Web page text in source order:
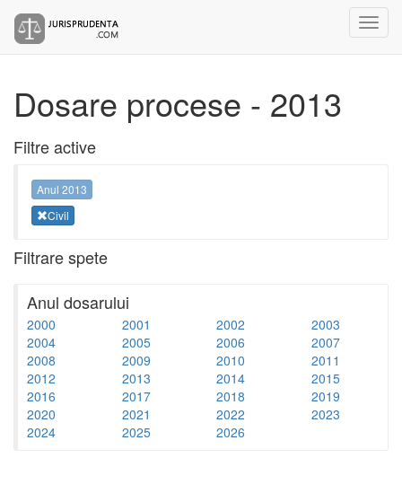
Dosare procese - 2013
Filtre active
Anul 2013
Civil
Filtrare spete
Anul dosarului
2000 2001 2002
2003
2004
2005 2006
2007
2008
2009 2010
2011
2012
2013 2014
2015
2016
2017 2018
2019
2020
2021 2022
2023
2024
2025 2026